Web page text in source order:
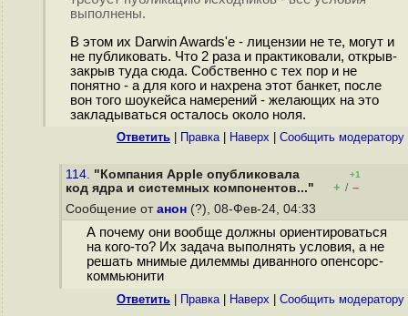
выполнены.
В этом их Darwin Awards'е - лицензии не те, могут и
не публиковать. Что 2 раза и практиковали, открыв-
закрыв туда сюда. Собственно с тех пор и не
понятно - а для кого и нахрена этот банкет, после
вон того шоукейса намерений - желающих на это
закладываться осталось около ноля.
Ответить Правка| Наверх Cообщить модератору
114. "Компания Apple опубликовала
код ядра и системных компонентов..."
+1
+ / –
Сообщение от анон (?), 08-Фев-24, 04:33
А почему они вообще должны ориентироваться
на кого-то? Их задача выполнять условия, а не
решать мнимые дилеммы диванного опенсорс-
коммьюнити
Ответить Правка| Наверх Cообщить модератору